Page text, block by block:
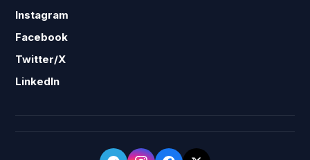
Instagram
Facebook
Twitter/X
LinkedIn